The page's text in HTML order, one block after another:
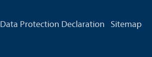
Data Protection Declaration Sitemap